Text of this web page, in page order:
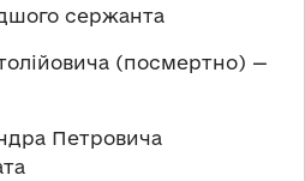
сержанта
(посмертно) —
Петровича